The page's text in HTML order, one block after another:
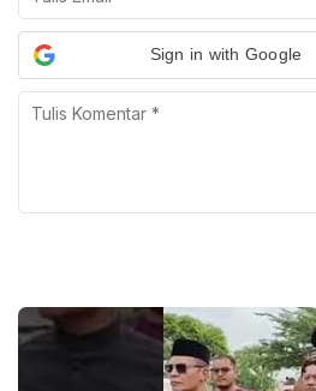
Sign in with Google